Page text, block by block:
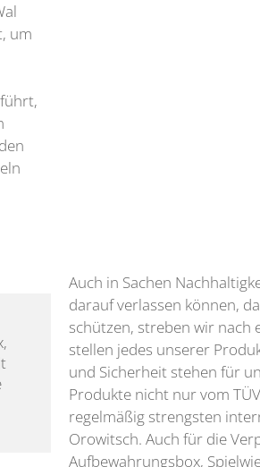
um
Auch in Sachen
darauf verlassen können,
schützen, streben wir nach
stellen jedes unserer
und Sicherheit stehen für
Produkte nicht nur vom
regelmäßig strengsten
Orowitsch. Auch für die
Aufbewahrungsbox,